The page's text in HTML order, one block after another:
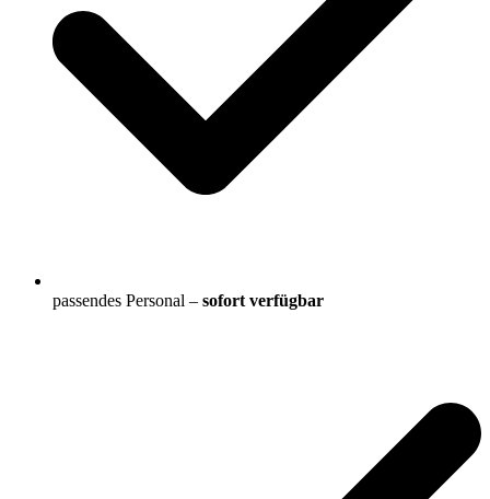
passendes Personal – sofort verfügbar